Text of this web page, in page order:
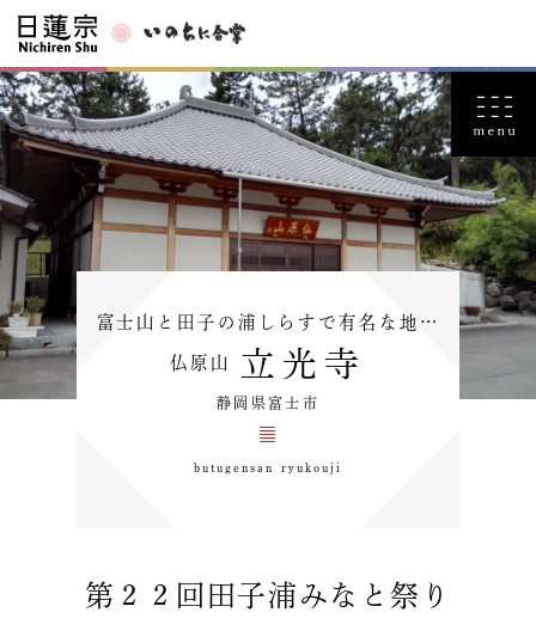
富士山と田子の浦しらすで有名な地…
仏原山 立光寺
静岡県富士市
butugensan ryukouji
第２２回田子浦みなと祭り